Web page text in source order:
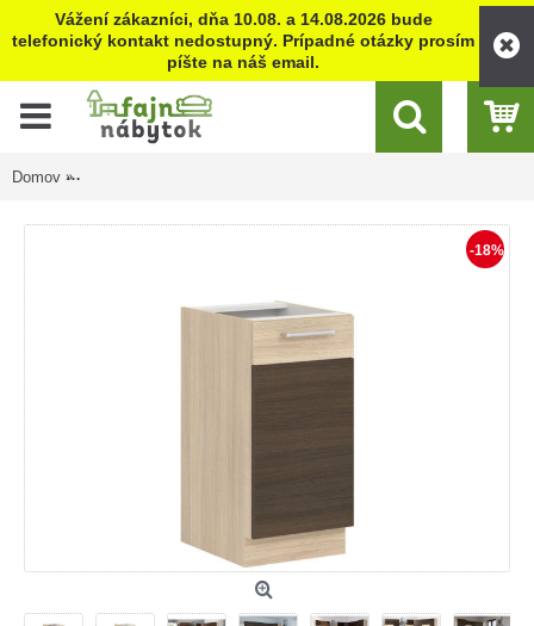
Vážení zákazníci, dňa 10.08. a 14.08.2026 bude
telefonický kontakt nedostupný. Prípadné otázky prosím
píšte na náš email.
Domov
-18%